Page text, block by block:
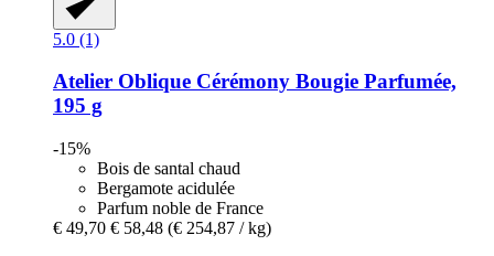
5.0 (1)
Atelier Oblique Cérémony Bougie Parfumée,
195 g
-15%
Bois de santal chaud
Bergamote acidulée
Parfum noble de France
€ 49,70 € 58,48 (€ 254,87 / kg)